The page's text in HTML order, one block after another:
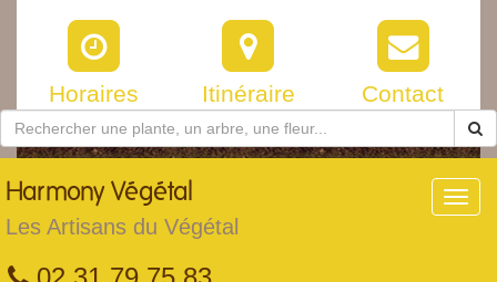
Horaires Itinéraire Contact
Harmony Végétal
Les Artisans du Végétal